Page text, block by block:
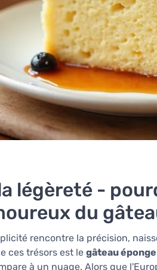
légèreté -
du
rencontre la précision,
ces trésors est le gâteau
à un nuage. Alors que